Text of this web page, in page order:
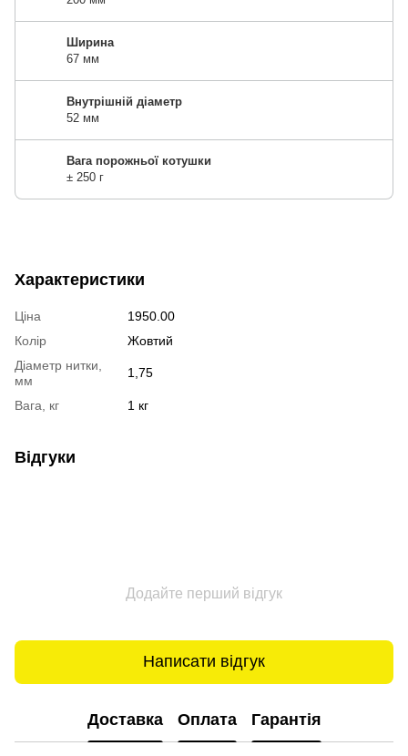
Ширина
67 мм
Внутрішній діаметр
52 мм
Вага порожньої котушки
± 250 г
Характеристики
Ціна
1950.00
Колір
Жовтий
Діаметр нитки,
мм
1,75
Вага, кг 1 кг
Відгуки
Додайте перший відгук
Написати відгук
Доставка Оплата Гарантія